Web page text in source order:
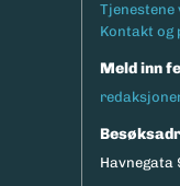
Tjenestene
Kontakt og
Meld inn
Havnegata